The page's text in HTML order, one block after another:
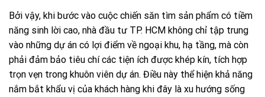
Bởi vậy, khi bước vào cuộc chiến săn tìm sản phẩm có tiềm
năng sinh lời cao, nhà đầu tư TP. HCM không chỉ tập trung
vào những dự án có lợi điểm về ngoại khu, hạ tầng, mà còn
phải đảm bảo tiêu chí các tiện ích được khép kín, tích hợp
trọn vẹn trong khuôn viên dự án. Điều này thể hiện khả năng
nắm bắt khẩu vị của khách hàng khi đây là xu hướng sống